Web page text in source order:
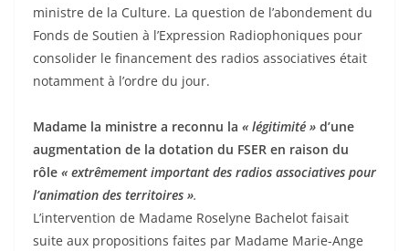
ministre de la Culture. La question de l’abondement du
Fonds de Soutien à l’Expression Radiophoniques pour
consolider le financement des radios associatives était
notamment à l’ordre du jour.
Madame la ministre a reconnu la « légitimité » d’une
augmentation de la dotation du FSER en raison du
rôle « extrêmement important des radios associatives pour
l’animation des territoires ».
L’intervention de Madame Roselyne Bachelot faisait
suite aux propositions faites par Madame Marie-Ange